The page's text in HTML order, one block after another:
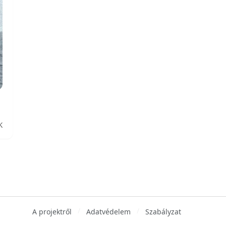
A projektről Adatvédelem Szabályzat